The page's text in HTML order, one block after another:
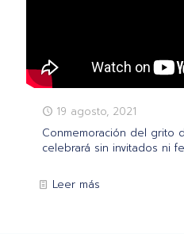
19 agosto, 2021
Conmemoración del grito
celebrará sin invitados ni
Leer más